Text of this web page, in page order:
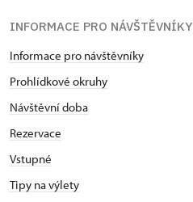
INFORMACE PRO NÁVŠTĚVNÍKY
Informace pro návštěvníky
Prohlídkové okruhy
Návštěvní doba
Rezervace
Vstupné
Tipy na výlety